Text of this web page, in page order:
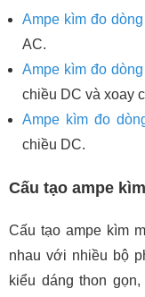
Ampe kìm đo
AC.
Ampe kìm đo
chiều DC và xoay
Ampe kìm đo
chiều DC.
Cấu tạo ampe kìm
Cấu tạo ampe kìm
nhau với nhiều bộ
kiểu dáng thon